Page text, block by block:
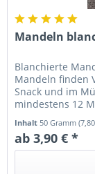
Mandeln
Blanchierte
Mandeln finden
Snack und im
mindestens 12
Inhalt 50 Gramm
ab 3,90 € *